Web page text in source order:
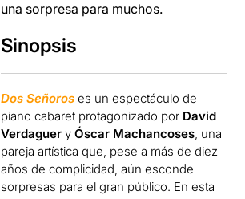
una sorpresa para muchos.
Sinopsis
Dos Señoros es un espectáculo de
piano cabaret protagonizado por David
Verdaguery Óscar Machancoses, una
pareja artística que, pese a más de diez
años de complicidad, aún esconde
sorpresas para el gran público. En esta